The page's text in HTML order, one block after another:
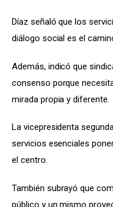
Díaz señaló que los
diálogo social es el
Además, indicó que
consenso porque
mirada propia y diferente.
La vicepresidenta
servicios esenciales
el centro.
También subrayó que
público y un mismo